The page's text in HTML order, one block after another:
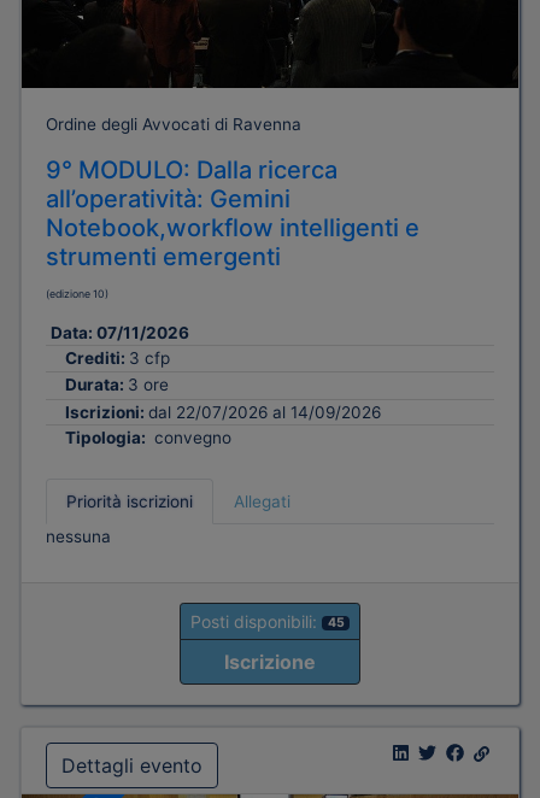
Ordine degli Avvocati di Ravenna
9° MODULO: Dalla ricerca
all’operatività: Gemini
Notebook,workflow intelligenti e
strumenti emergenti
(edizione 10)
Data: 07/11/2026
Crediti: 3 cfp
Durata: 3 ore
Iscrizioni: dal 22/07/2026 al 14/09/2026
Tipologia: convegno
Priorità iscrizioni
Allegati
nessuna
Posti disponibili: 45
Iscrizione
Dettagli evento